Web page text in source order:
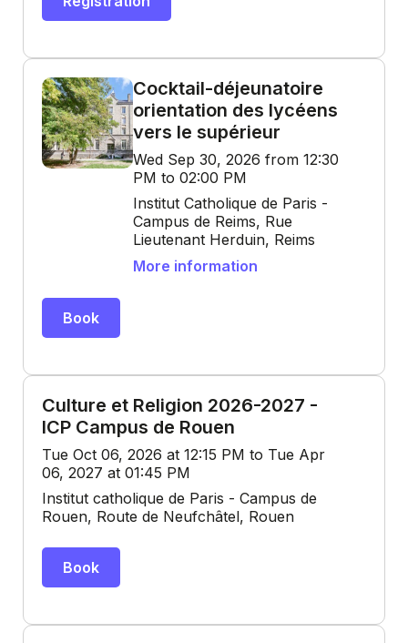
Cocktail-déjeunatoire
orientation des lycéens
vers le supérieur
Wed Sep 30, 2026 from 12:30
PM to 02:00 PM
Institut Catholique de Paris -
Campus de Reims, Rue
Lieutenant Herduin, Reims
More information
Book
Culture et Religion 2026-2027 -
ICP Campus de Rouen
Tue Oct 06, 2026 at 12:15 PM to Tue Apr
06, 2027 at 01:45 PM
Institut catholique de Paris - Campus de
Rouen, Route de Neufchâtel, Rouen
Book